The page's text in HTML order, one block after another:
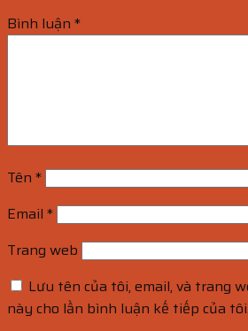
Bình luận *
Tên *
Email *
Trang web
Lưu tên của tôi, email, và trang
này cho lần bình luận kế tiếp của tôi.